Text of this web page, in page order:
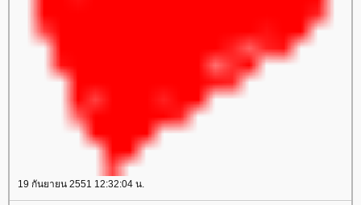
19 กันยายน 2551 12:32:04 น.